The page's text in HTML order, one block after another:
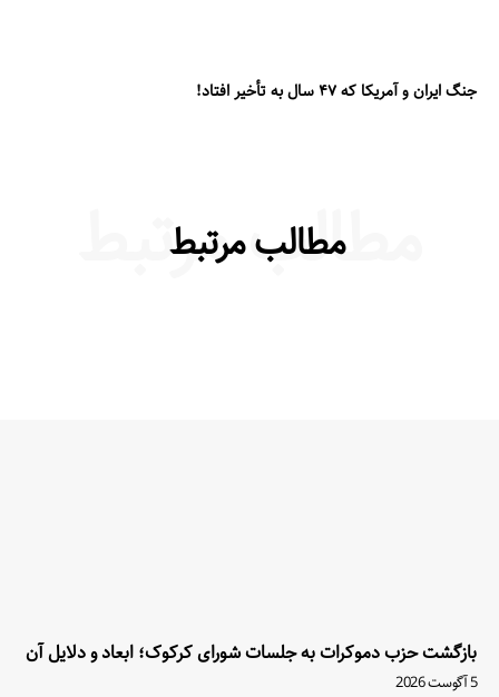
جنگ ایران و آمریکا که ۴۷ سال به تأخیر افتاد!
مطالب مرتبط
مطالب مرتبط
بازگشت حزب دموکرات به جلسات شورای کرکوک؛ ابعاد و دلایل آن
5 آگوست 2026